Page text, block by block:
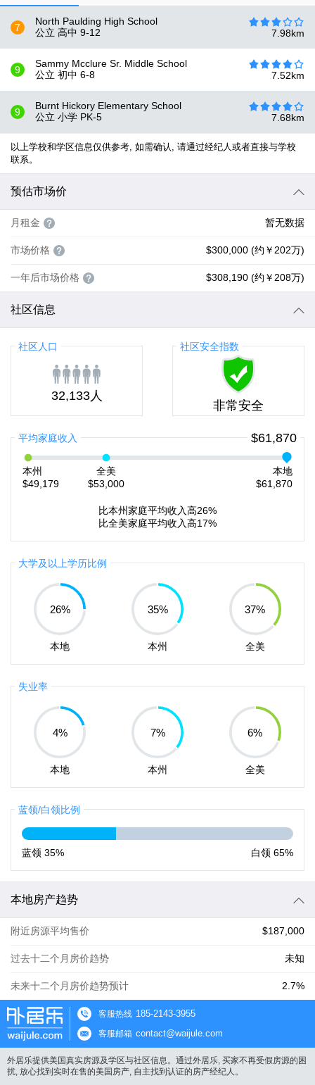
7
North Paulding High School
公立 高中 9-12 7.98km
9
Sammy Mcclure Sr. Middle School
公立 初中 6-8 7.52km
9
Burnt Hickory Elementary School
公立 小学 PK-5 7.68km
以上学校和学区信息仅供参考, 如需确认, 请通过经纪人或者直接与学校
联系。
预估市场价
月租金 暂无数据
市场价格 $300,000 (约￥202万)
一年后市场价格 $308,190 (约￥208万)
社区信息
社区人口
32,133人
社区安全指数
非常安全
平均家庭收入 $61,870
本州
$49,179
全美
$53,000
本地
$61,870
比本州家庭平均收入高26%
比全美家庭平均收入高17%
大学及以上学历比例
26%
本地
35%
本州
37%
全美
失业率
4%
本地
7%
本州
6%
全美
蓝领/白领比例
蓝领 35% 白领 65%
本地房产趋势
附近房源平均售价 $187,000
过去十二个月房价趋势 未知
未来十二个月房价趋势预计 2.7%
客服热线 185-2143-3955
客服邮箱 contact@waijule.com
外居乐提供美国真实房源及学区与社区信息。通过外居乐, 买家不再受假房源的困
扰, 放心找到实时在售的美国房产, 自主找到认证的房产经纪人。